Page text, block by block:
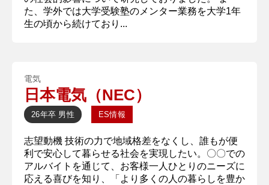
た、学外では大学受験塾のメンター業務を大学1年
生の頃から続けており...
電気
日本電気（NEC）
26年卒 男性 ES情報
志望動機 技術の力で地域格差をなくし、誰もが便
利で安心して暮らせる社会を実現したい。〇〇での
アルバイトを通じて、お客様一人ひとりのニーズに
応える喜びを知り、「より多くの人の暮らしを豊か